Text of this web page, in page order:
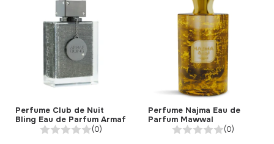
Perfume Club de Nuit
Bling Eau de Parfum Armaf
(0)
Perfume Najma Eau de
Parfum Mawwal
(0)